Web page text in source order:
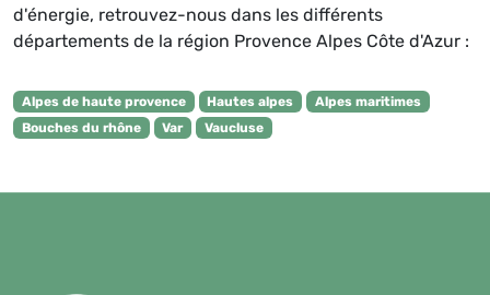
d'énergie, retrouvez-nous dans les différents
départements de la région Provence Alpes Côte d'Azur :
Alpes de haute provence Hautes alpes
Alpes maritimes
Bouches du rhône
Var Vaucluse